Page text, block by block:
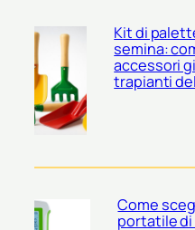
Kit di
semina:
accessori
trapianti
Come
portatile